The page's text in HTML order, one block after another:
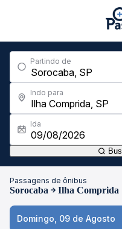
Partindo de
Indo para
Ida
Passagens de ônibus
Sorocaba Ilha Comprida
Domingo, 09 de Agosto